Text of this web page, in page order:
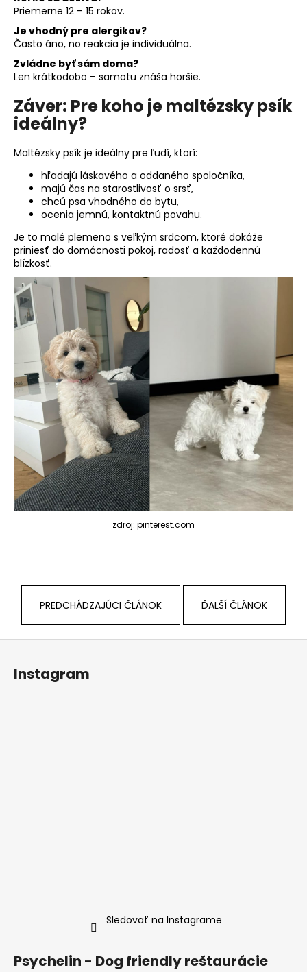
Priemerne 12 – 15 rokov.
Je vhodný pre alergikov?
Často áno, no reakcia je individuálna.
Zvládne byť sám doma?
Len krátkodobo – samotu znáša horšie.
Záver: Pre koho je maltézsky psík
ideálny?
Maltézsky psík je ideálny pre ľudí, ktorí:
hľadajú láskavého a oddaného spoločníka,
majú čas na starostlivosť o srsť,
chcú psa vhodného do bytu,
ocenia jemnú, kontaktnú povahu.
Je to malé plemeno s veľkým srdcom, ktoré dokáže
priniesť do domácnosti pokoj, radosť a každodennú
blízkosť.
zdroj: pinterest.com
PREDCHÁDZAJÚCI ČLÁNOK ĎALŠÍ ČLÁNOK
Instagram
Sledovať na Instagrame
Psychelin - Dog friendly reštaurácie